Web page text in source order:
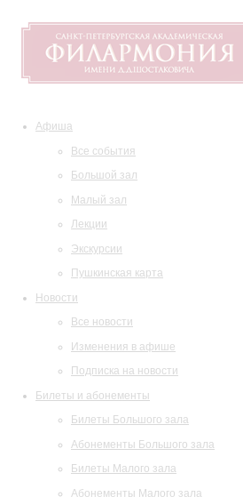
Афиша
Все события
Большой зал
Малый зал
Лекции
Экскурсии
Пушкинская карта
Новости
Все новости
Изменения в афише
Подписка на новости
Билеты и абонементы
Билеты Большого зала
Абонементы Большого зала
Билеты Малого зала
Абонементы Малого зала